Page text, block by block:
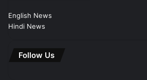
English News
Hindi News
Follow Us